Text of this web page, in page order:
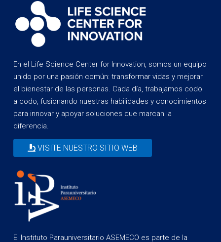
En el Life Science Center for Innovation, somos un equipo
unido por una pasión común: transformar vidas y mejorar
el bienestar de las personas. Cada día, trabajamos codo
a codo, fusionando nuestras habilidades y conocimientos
para innovar y apoyar soluciones que marcan la
diferencia.
VISITE NUESTRO SITIO WEB
El Instituto Parauniversitario ASEMECO es parte de la